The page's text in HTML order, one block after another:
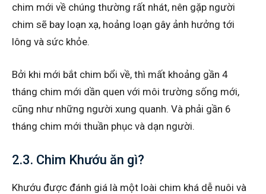
chim mới về chúng thường rất nhát, nên gặp người
chim sẽ bay loạn xạ, hoảng loạn gây ảnh hưởng tới
lông và sức khỏe.
Bởi khi mới bắt chim bổi về, thì mất khoảng gần 4
tháng chim mới dần quen với môi trường sống mới,
cũng như những người xung quanh. Và phải gần 6
tháng chim mới thuần phục và dạn người.
2.3. Chim Khướu ăn gì?
Khướu được đánh giá là một loài chim khá dễ nuôi và